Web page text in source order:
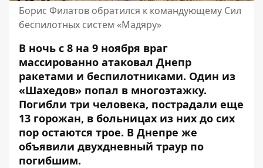
Борис Филатов обратился к командующему Сил
беспилотных систем «Мадяру»
В ночь с 8 на 9 ноября враг
массированно атаковал Днепр
ракетами и беспилотниками. Один из
«Шахедов» попал в многоэтажку.
Погибли три человека, пострадали еще
13 горожан, в больницах из них до сих
пор остаются трое. В Днепре же
объявили двухдневный траур по
погибшим.